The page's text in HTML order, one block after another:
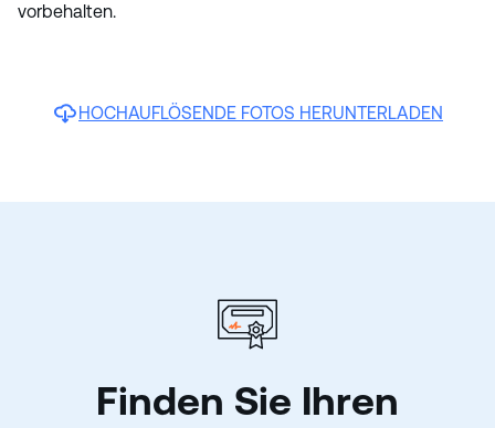
vorbehalten.
HOCHAUFLÖSENDE FOTOS HERUNTERLADEN
Finden Sie Ihren